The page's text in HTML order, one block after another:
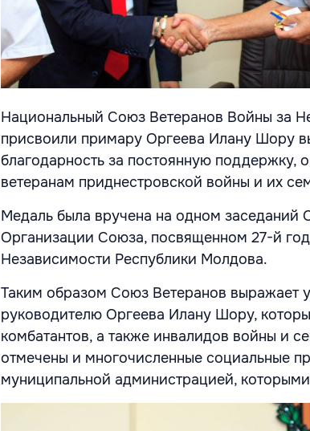
Национальный Союз Ветеранов Войны за
присвоили примару Оргеева Илану Шору
благодарность за постоянную поддержку,
ветеранам приднестровской войны и их
Медаль была вручена на одном заседаний
Организации Союза, посвященном 27-й
Независимости Республики Молдова.
Таким образом Союз Ветеранов выражает
руководителю Оргеева Илану Шору,
комбатантов, а также инвалидов войны и
отмечены и многочисленные социальные
муниципальной администрацией,